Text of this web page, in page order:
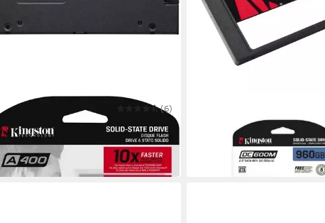
KINGSTON
A400 interne SSD
(6)
ab 147,05 €
13,43 €mtl. in 12 Raten
in 3-4 Werktagen bei dir
960G DC600M interne SSD
ab 729,17 €
mtl. in 48 Raten
in 3-4 Werktagen bei dir